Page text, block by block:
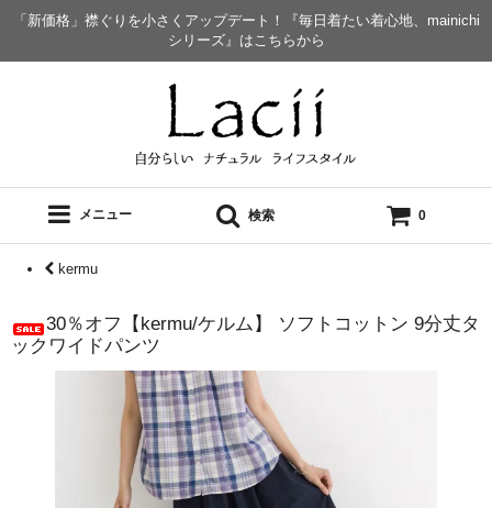
「新価格」襟ぐりを小さくアップデート！『毎日着たい着心地、mainichi
シリーズ』はこちらから
メニュー 検索 0
kermu
30％オフ【kermu/ケルム】 ソフトコットン 9分丈タ
ックワイドパンツ